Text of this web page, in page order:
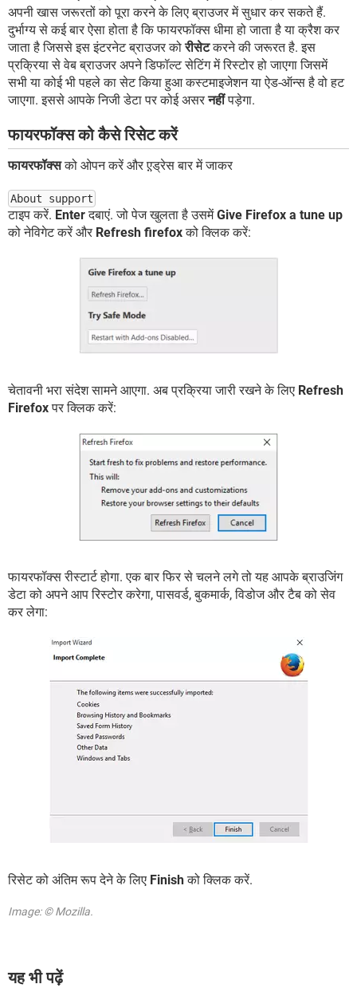
अपनी खास जरूरतों को पूरा करने के लिए ब्राउजर में सुधार कर सकते हैं.
दुर्भाग्य से कई बार ऐसा होता है कि फायरफॉक्स धीमा हो जाता है या क्रैश कर
जाता है जिससे इस इंटरनेट ब्राउजर कोरीसेटकरने की जरूरत है. इस
प्रक्रिया से वेब ब्राउजर अपने डिफॉल्ट सेटिंग में रिस्टोर हो जाएगा जिसमें
सभी या कोई भी पहले का सेट किया हुआ कस्टमाइजेशन या ऐड-ऑन्स है वो हट
जाएगा. इससे आपके निजी डेटा पर कोई असरनहींपड़ेगा.
फायरफॉक्स को कैसे रिसेट करें
फायरफॉक्सको ओपन करें और ए़़ड्रेस बार में जाकर
About support
टाइप करें. Enterदबाएं. जो पेज खुलता है उसमेंGive Firefox a tune up
को नेविगेट करें और Refresh firefoxको क्लिक करें:
चेतावनी भरा संदेश सामने आएगा. अब प्रक्रिया जारी रखने के लिए Refresh
Firefoxपर क्लिक करें:
फायरफॉक्स रीस्टार्ट होगा. एक बार फिर से चलने लगे तो यह आपके ब्राउजिंग
डेटा को अपने आप रिस्टोर करेगा, पासवर्ड, बुकमार्क, विडोज और टैब को सेव
कर लेगा:
रिसेट को अंतिम रूप देने के लिए Finishको क्लिक करें.
Image: © Mozilla.
यह भी पढ़ें